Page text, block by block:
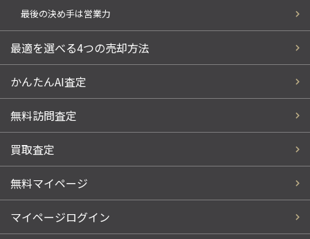
最後の決め手は営業力
最適を選べる4つの売却方法
かんたんAI査定
無料訪問査定
買取査定
無料マイページ
マイページログイン